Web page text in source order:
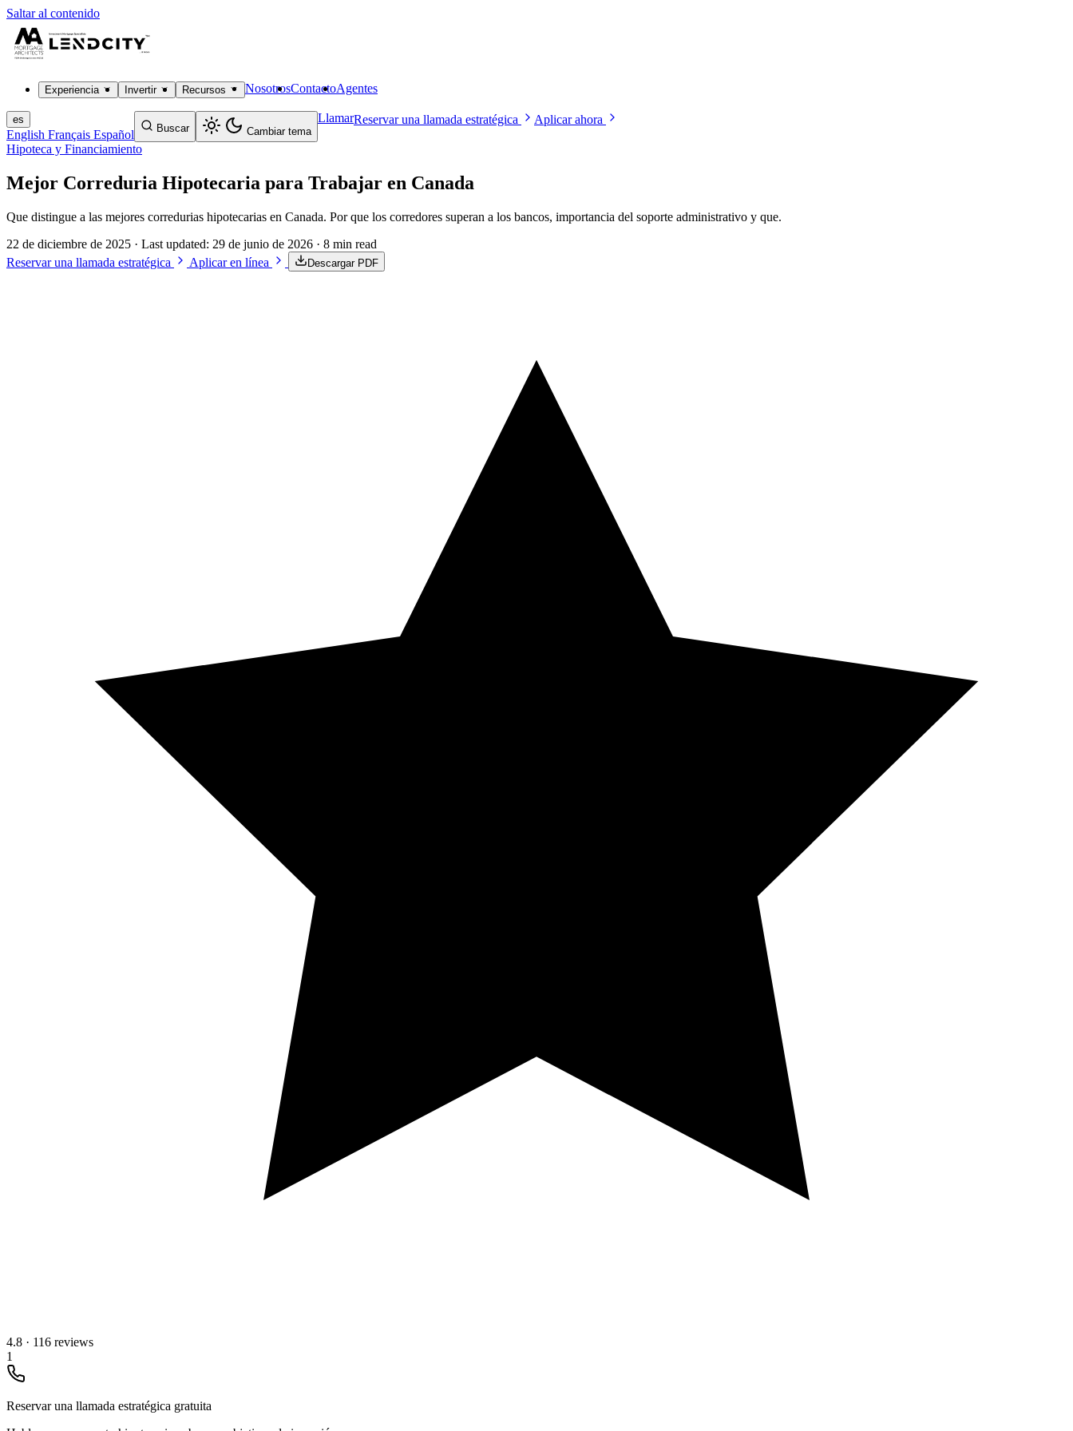
Saltar al contenido
Experiencia Invertir Recursos NosotrosContactoAgentes
es
English Français Español Buscar Cambiar tema
LlamarReservar una llamada estratégica Aplicar ahora
Hipoteca y Financiamiento
Mejor Correduria Hipotecaria para Trabajar en Canada
Que distingue a las mejores corredurias hipotecarias en Canada. Por que los corredores superan a los bancos, importancia del soporte administrativo y que.
22 de diciembre de 2025 · Last updated: 29 de junio de 2026 · 8 min read
Reservar una llamada estratégica
Aplicar en línea Descargar PDF
4.8 · 116 reviews
1
Reservar una llamada estratégica gratuita